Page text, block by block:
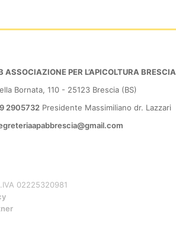
ASSOCIAZIONE PER L’APICOLTURA BRESCIA
Bornata, 110 - 25123 Brescia (BS)
2905732 Presidente Massimiliano dr. Lazzari
02225320981